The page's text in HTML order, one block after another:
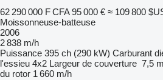
62 290 000 F CFA 95 000 € ≈ 109 800
Moissonneuse-batteuse
2006
2 838 m/h
Puissance 395 ch (290 kW) Carburant
l'essieu 4x2 Largeur de couverture 7,5 m
du rotor 1 660 m/h